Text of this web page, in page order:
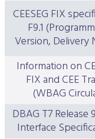
CEESEG FIX
F9.1
Version, Delivery
Information on
FIX and CEE
(WBAG
DBAG T7 Release
Interface